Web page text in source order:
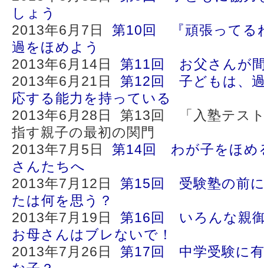
しょう
2013年6月7日 第10回 『頑張ってる
過をほめよう
2013年6月14日 第11回 お父さんが
2013年6月21日 第12回 子どもは、
応する能力を持っている
2013年6月28日 第13回 「入塾テス
指す親子の最初の関門
2013年7月5日 第14回 わが子をほめ
さんたちへ
2013年7月12日 第15回 受験塾の前
たは何を思う？
2013年7月19日 第16回 いろんな親
お母さんはブレないで！
2013年7月26日 第17回 中学受験に